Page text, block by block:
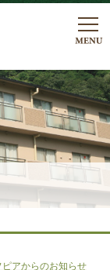
ピアからのお知らせ